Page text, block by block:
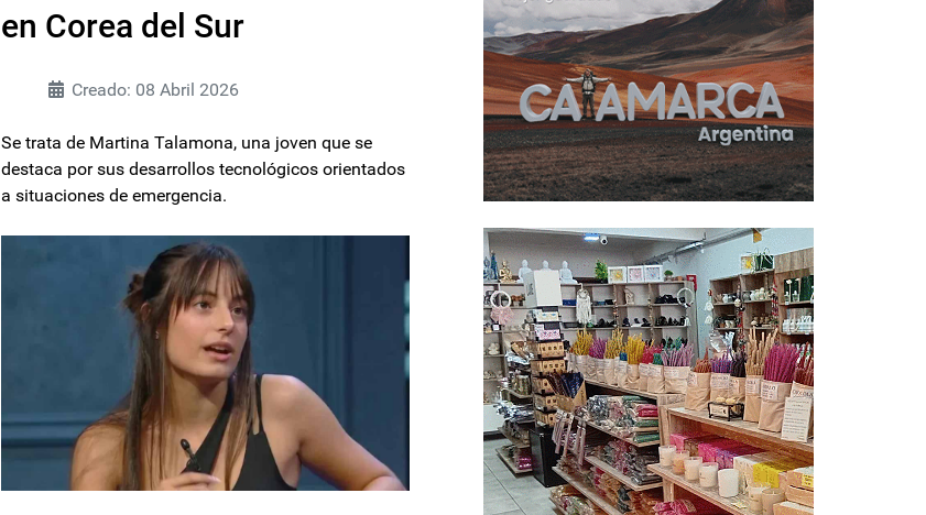
en Corea del Sur
Creado: 08 Abril 2026
Se trata de Martina Talamona, una joven que se
destaca por sus desarrollos tecnológicos orientados
a situaciones de emergencia.